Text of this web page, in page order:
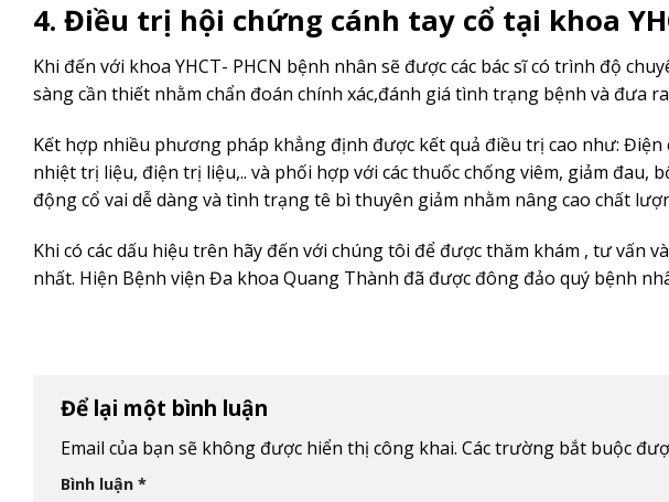
4. Điều trị hội chứng cánh tay cổ tại khoa
Khi đến với khoa YHCT- PHCN bệnh nhân sẽ được các bác sĩ có trình độ
sàng cần thiết nhằm chẩn đoán chính xác,đánh giá tình trạng bệnh và đưa
Kết hợp nhiều phương pháp khẳng định được kết quả điều trị cao như: Điện
nhiệt trị liệu, điện trị liệu,.. và phối hợp với các thuốc chống viêm, giảm đau,
động cổ vai dễ dàng và tình trạng tê bì thuyên giảm nhằm nâng cao chất
Khi có các dấu hiệu trên hãy đến với chúng tôi để được thăm khám , tư vấn
nhất. Hiện Bệnh viện Đa khoa Quang Thành đã được đông đảo quý bệnh
Để lại một bình luận
Email của bạn sẽ không được hiển thị công khai. Các trường bắt buộc
Bình luận *